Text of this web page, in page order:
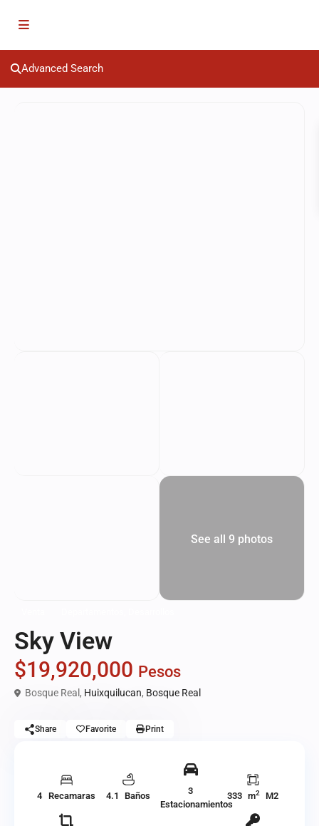
Advanced Search
See all 9 photos
Sky View
$19,920,000 Pesos
Bosque Real, Huixquilucan, Bosque Real
Share Favorite Print
4 Recamaras 4.1 Baños
3
Estacionamientos
333 m2M2